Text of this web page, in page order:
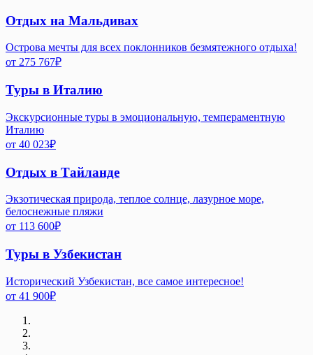
Отдых на Мальдивах
Острова мечты для всех поклонников безмятежного отдыха!
от 275 767₽
Туры в Италию
Экскурсионные туры в эмоциональную, темпераментную
Италию
от 40 023₽
Отдых в Тайланде
Экзотическая природа, теплое солнце, лазурное море,
белоснежные пляжи
от 113 600₽
Туры в Узбекистан
Исторический Узбекистан, все самое интересное!
от 41 900₽